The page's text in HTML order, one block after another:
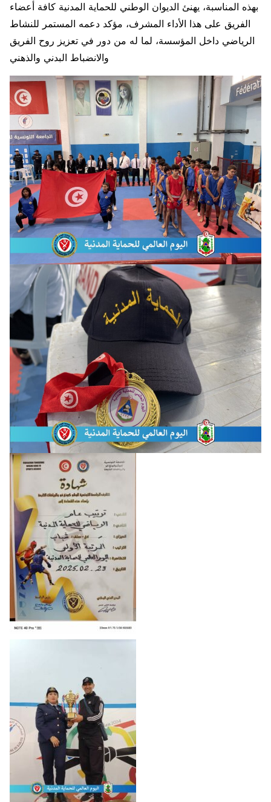
بهذه المناسبة، يهنئ الديوان الوطني للحماية المدنية كافة أعضاء
الفريق على هذا الأداء المشرف، مؤكد دعمه المستمر للنشاط
الرياضي داخل المؤسسة، لما له من دور في تعزيز روح الفريق
والانضباط البدني والذهني